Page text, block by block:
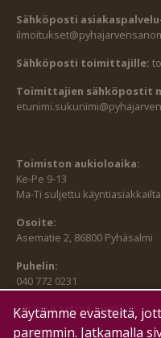
Sähköposti
Sähköposti toimittajille:
Toimittajien sähköpostit
Toimiston aukioloaika:
Ke-Pe 9-13
Ma-Ti suljettu käyntiasiakkailta
Osoite:
Asematie 2, 86800 Pyhäsalmi
Puhelin:
040 772 0231
SEURAA MEITÄ MYÖS:
Käytämme evästeitä,
paremmin. Jatkamalla